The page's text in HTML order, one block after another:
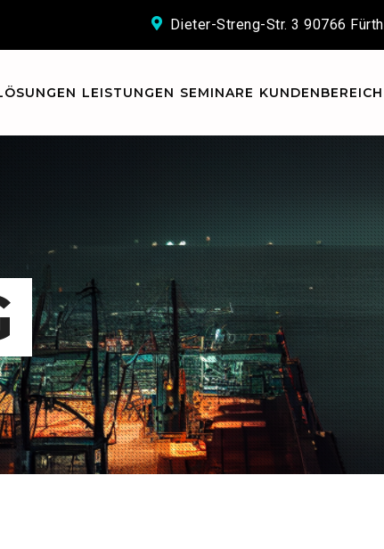
Dieter-Streng-Str. 3 90766 Fürth
LEISTUNGEN SEMINARE KUNDENBEREICH